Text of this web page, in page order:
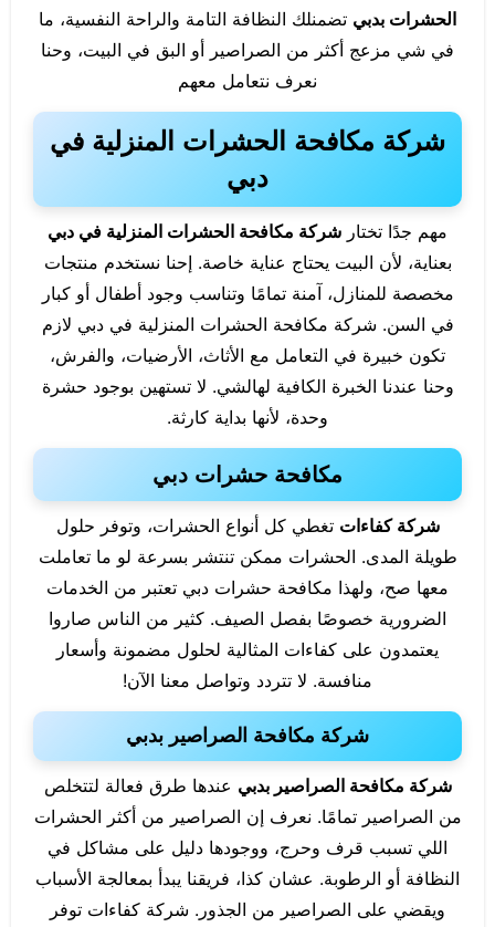
الحشرات بدبي تضمنلك النظافة التامة والراحة النفسية، ما
في شي مزعج أكثر من الصراصير أو البق في البيت، وحنا
نعرف نتعامل معهم
شركة مكافحة الحشرات المنزلية في
دبي
مهم جدًا تختار شركة مكافحة الحشرات المنزلية في دبي
بعناية، لأن البيت يحتاج عناية خاصة. إحنا نستخدم منتجات
مخصصة للمنازل، آمنة تمامًا وتناسب وجود أطفال أو كبار
في السن. شركة مكافحة الحشرات المنزلية في دبي لازم
تكون خبيرة في التعامل مع الأثاث، الأرضيات، والفرش،
وحنا عندنا الخبرة الكافية لهالشي. لا تستهين بوجود حشرة
وحدة، لأنها بداية كارثة.
مكافحة حشرات دبي
شركة كفاءات تغطي كل أنواع الحشرات، وتوفر حلول
طويلة المدى. الحشرات ممكن تنتشر بسرعة لو ما تعاملت
معها صح، ولهذا مكافحة حشرات دبي تعتبر من الخدمات
الضرورية خصوصًا بفصل الصيف. كثير من الناس صاروا
يعتمدون على كفاءات المثالية لحلول مضمونة وأسعار
منافسة. لا تتردد وتواصل معنا الآن!
شركة مكافحة الصراصير بدبي
شركة مكافحة الصراصير بدبي عندها طرق فعالة لتتخلص
من الصراصير تمامًا. نعرف إن الصراصير من أكثر الحشرات
اللي تسبب قرف وحرج، ووجودها دليل على مشاكل في
النظافة أو الرطوبة. عشان كذا، فريقنا يبدأ بمعالجة الأسباب
ويقضي على الصراصير من الجذور. شركة كفاءات توفر